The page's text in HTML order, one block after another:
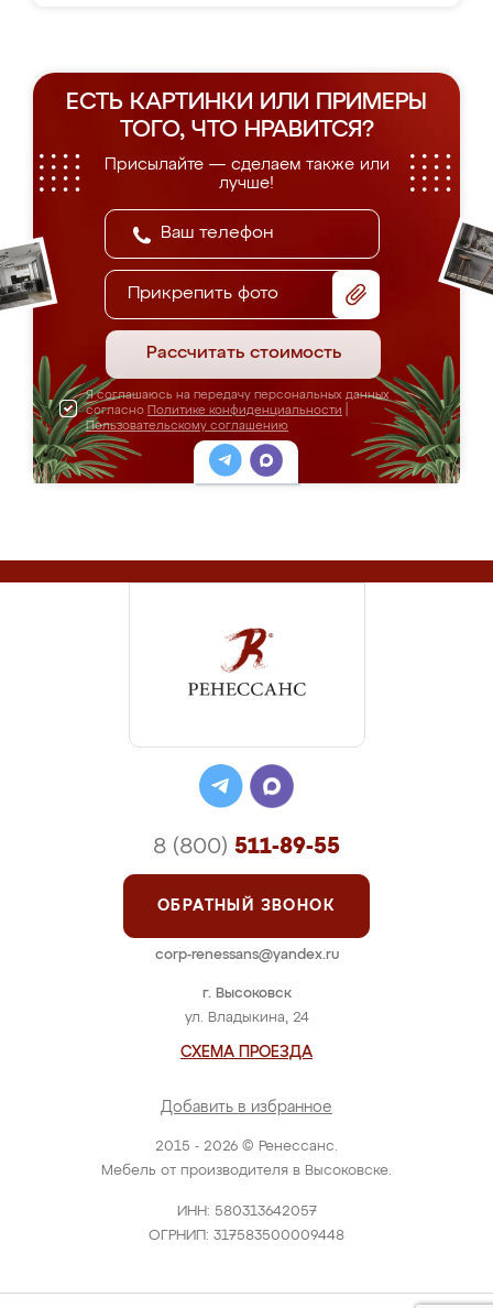
ЕСТЬ КАРТИНКИ ИЛИ ПРИМЕРЫ
ТОГО, ЧТО НРАВИТСЯ?
Присылайте — сделаем также или
лучше!
Прикрепить фото
Рассчитать стоимость
Я соглашаюсь на передачу персональных данных
согласно Политике конфиденциальности
Пользовательскому соглашению
2015 - 2026 © Ренессанс.
Мебель от производителя в Высоковске.
ИНН: 580313642057
ОГРНИП: 317583500009448
г. Высоковск
ул. Владыкина, 24
СХЕМА ПРОЕЗДА
Добавить в избранное
8 (800) 511-89-55
ОБРАТНЫЙ ЗВОНОК
corp-renessans@yandex.ru